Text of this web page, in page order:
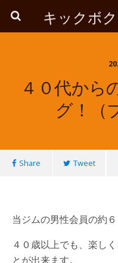
４０代から
グ！（
Share Tweet
当ジムの男性会員の約
４０歳以上でも、楽し
とが出来ます。